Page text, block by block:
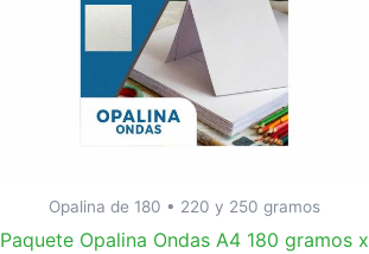
Opalina de 180 • 220 y 250 gramos
Paquete Opalina Ondas A4 180 gramos x